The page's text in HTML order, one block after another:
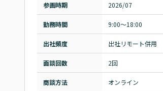
参画時期 2026/07
勤務時間 9:00～18:00
出社頻度 出社リモート併用
面談回数 2回
商談方法 オンライン